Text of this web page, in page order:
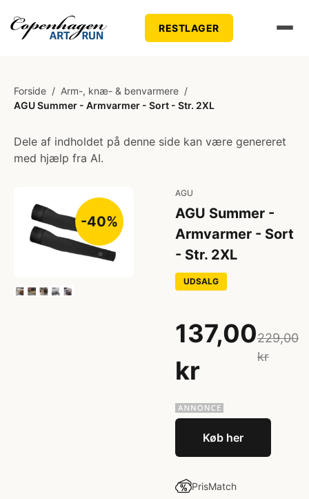
RESTLAGER
Forside / Arm-, knæ- & benvarmere /
AGU Summer - Armvarmer - Sort - Str. 2XL
Dele af indholdet på denne side kan være genereret
med hjælp fra AI.
-40%
AGU
AGU Summer -
Armvarmer - Sort
- Str. 2XL
UDSALG
137,00
kr
229,00
kr
Køb her
PrisMatch